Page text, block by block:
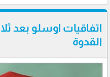
اتفاقيات اوسلو بعد
القدوة